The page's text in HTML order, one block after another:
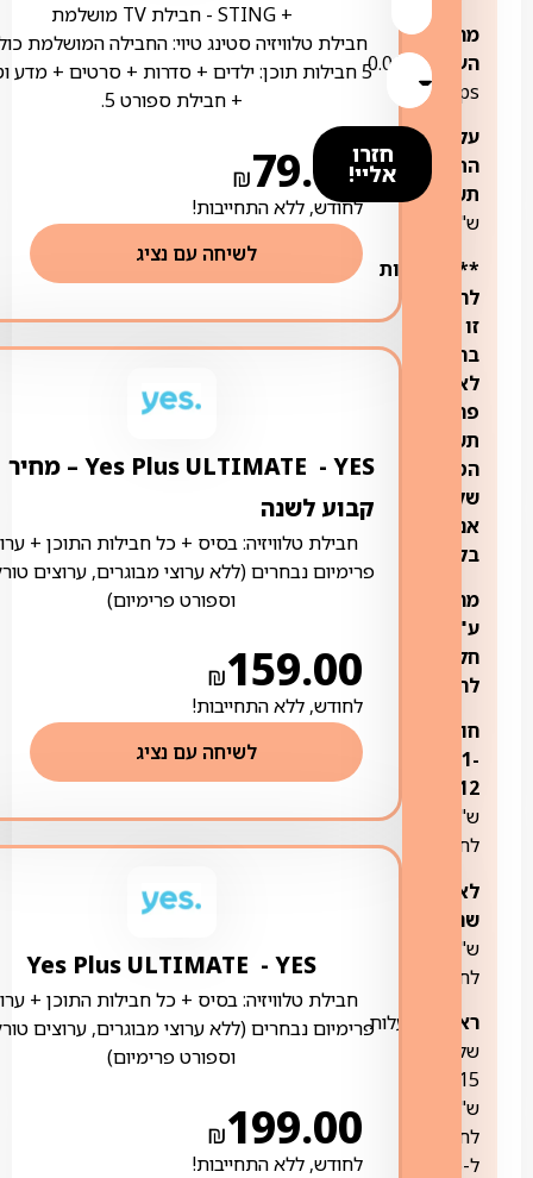
מהירות
העלאה:
0.01-
100Mbps
עלות
התקנת
תשתית:
ש"ח
**הצטרפות
לחבילה
זו
בהתאם
לאזורי
פריסת
תשתית
הסיבים
של
אנלימיטד
בלבד**
מחיר
ע"פ
חלוקה
לחודשים:
חודשים
1-
12:
ש"ח
לחודש
לאחר
שנה:
ש"ח
לחודש
ראוטר:
בעלות
של
15
ש"ח
לחודש
חזרו
אליי!
+ STING ‏- ‏חבילת TV מושלמת
חבילת טלוויזיה סטינג טיוי: החבילה המושלמת
5 חבילות תוכן: ילדים + סדרות + סרטים + מדע
+ חבילת ספורט 5.
₪79.00
לחודש, ללא התחייבות!
לשיחה עם נציג
YES ‏- ‏ Yes Plus ULTIMATE – מחיר
קבוע לשנה
חבילת טלוויזיה: בסיס + כל חבילות התוכן +
פרימיום נבחרים (ללא ערוצי מבוגרים, ערוצים
וספורט פרימיום)
₪159.00
לחודש, ללא התחייבות!
לשיחה עם נציג
YES ‏- ‏ Yes Plus ULTIMATE
חבילת טלוויזיה: בסיס + כל חבילות התוכן +
פרימיום נבחרים (ללא ערוצי מבוגרים, ערוצים
וספורט פרימיום)
₪199.00
לחודש, ללא התחייבות!